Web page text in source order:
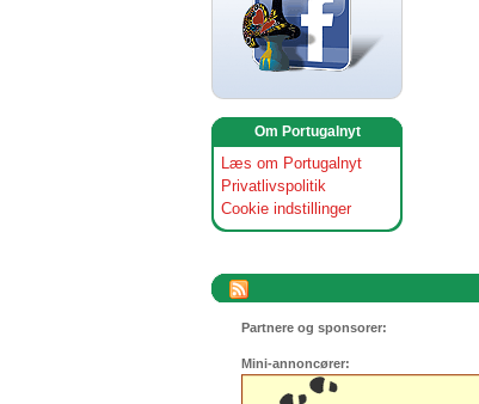
Om Portugalnyt
Læs om Portugalnyt
Privatlivspolitik
Cookie indstillinger
Partnere og sponsorer:
Mini-annoncører: